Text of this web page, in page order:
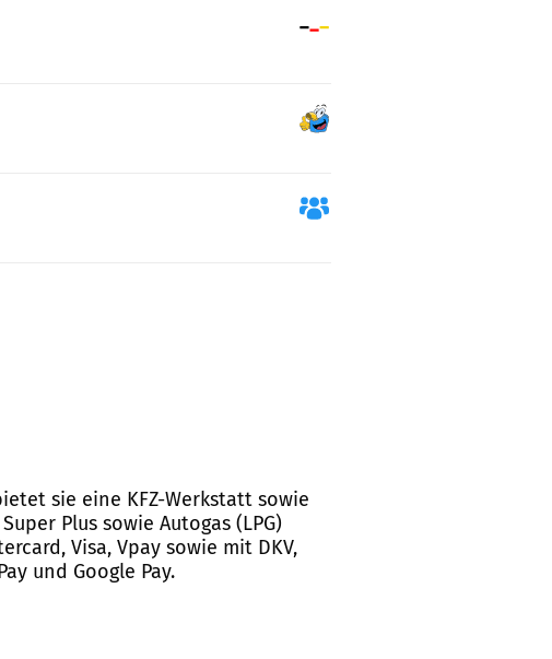
sie eine KFZ-Werkstatt sowie
Plus sowie Autogas (LPG)
Visa, Vpay sowie mit DKV,
und Google Pay.